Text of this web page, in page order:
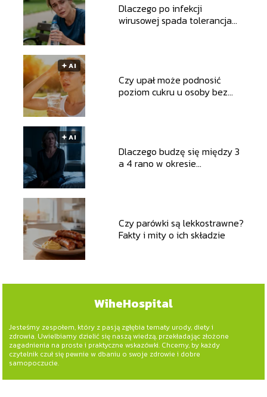
Dlaczego po infekcji
wirusowej spada tolerancja
🟅 AI
Czy upał może podnosić
poziom cukru u osoby bez
🟅 AI
Dlaczego budzę się między 3
a 4 rano w okresie
Czy parówki są lekkostrawne?
Fakty i mity o ich składzie
WiheHospital
Jesteśmy zespołem, który z pasją zgłębia tematy urody, diety i
zdrowia. Uwielbiamy dzielić się naszą wiedzą, przekładając złożone
zagadnienia na proste i praktyczne wskazówki. Chcemy, by każdy
czytelnik czuł się pewnie w dbaniu o swoje zdrowie i dobre
samopoczucie.